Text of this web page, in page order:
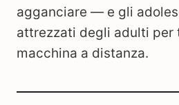
agganciare — e gli
attrezzati degli adulti per
macchina a distanza.